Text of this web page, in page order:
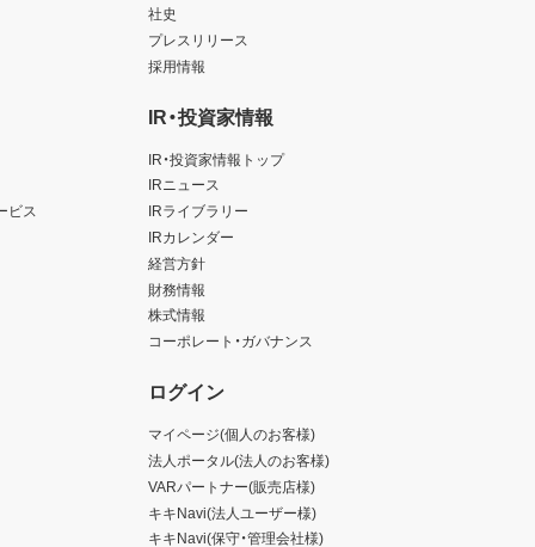
ビス
社史
プレスリリース
採用情報
IR・投資家情報
IR・投資家情報トップ
IRニュース
IRライブラリー
IRカレンダー
経営方針
財務情報
株式情報
コーポレート・ガバナンス
ログイン
マイページ(個人のお客様)
法人ポータル(法人のお客様)
VARパートナー(販売店様)
キキNavi(法人ユーザー様)
キキNavi(保守・管理会社様)